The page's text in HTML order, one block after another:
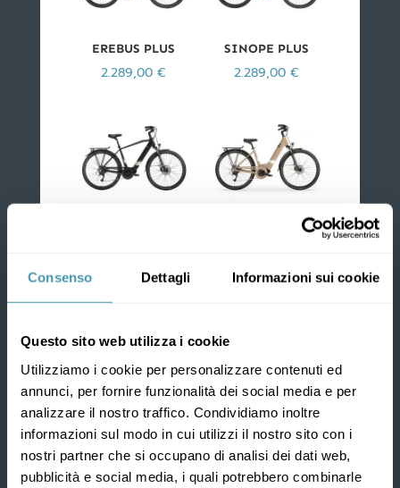
Consenso Dettagli Informazioni sui cookie
Questo sito web utilizza i cookie
Utilizziamo i cookie per personalizzare contenuti ed
annunci, per fornire funzionalità dei social media e per
analizzare il nostro traffico. Condividiamo inoltre
informazioni sul modo in cui utilizzi il nostro sito con i
nostri partner che si occupano di analisi dei dati web,
pubblicità e social media, i quali potrebbero combinarle
EREBUS PLUS
2.289,00 €
SINOPE PLUS
2.289,00€
RAMBLA SPORT W
Z
GARANZIA